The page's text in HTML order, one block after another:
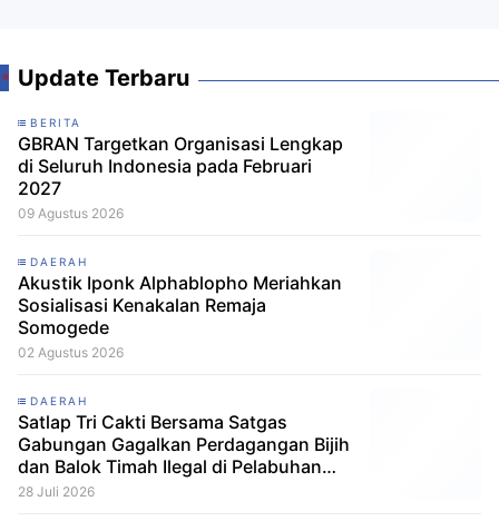
Update Terbaru
BERITA
GBRAN Targetkan Organisasi Lengkap
di Seluruh Indonesia pada Februari
2027
09 Agustus 2026
DAERAH
Akustik Iponk Alphablopho Meriahkan
Sosialisasi Kenakalan Remaja
Somogede
02 Agustus 2026
DAERAH
Satlap Tri Cakti Bersama Satgas
Gabungan Gagalkan Perdagangan Bijih
dan Balok Timah Ilegal di Pelabuhan
Pelindo Belitung
28 Juli 2026